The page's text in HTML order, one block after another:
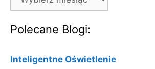
Polecane Blogi:
Inteligentne Oświetlenie